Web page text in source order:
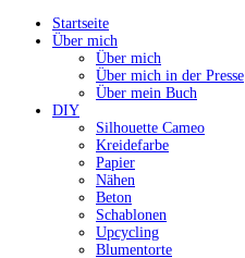
Startseite
Über mich
Über mich
Über mich in der Presse
Über mein Buch
DIY
Silhouette Cameo
Kreidefarbe
Papier
Nähen
Beton
Schablonen
Upcycling
Blumentorte